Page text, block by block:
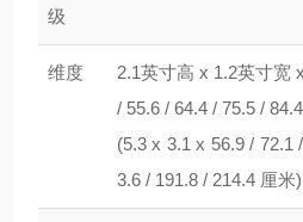
级
维度
2.1英寸高 x 1.2英寸宽
/ 55.6 / 64.4 / 75.5 /
(5.3 x 3.1 x 56.9 / 72.1
3.6 / 191.8 / 214.4 厘米)